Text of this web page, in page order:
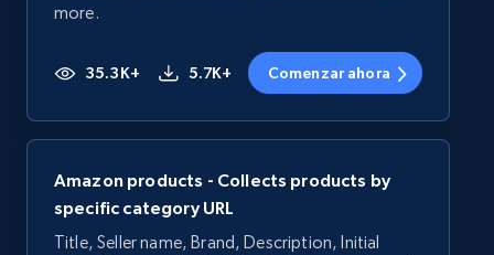
more.
35.3K+ 5.7K+ Comenzar ahora
Amazon products - Collects products by
specific category URL
Title, Seller name, Brand, Description, Initial